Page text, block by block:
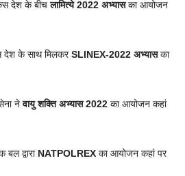
देश के बीचलामित्ये 2022 अभ्यासका आयोजन
देश के साथ मिलकरSLINEX-2022 अभ्यासका
नेवायु शक्ति अभ्यास 2022का आयोजन कहां
द्वारा NATPOLREXका आयोजन कहां पर